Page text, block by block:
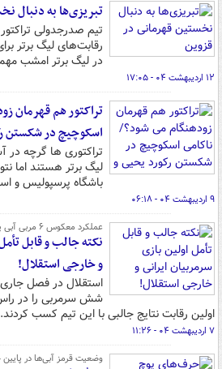
تبریزی‌ها به دنبال
رقابت‌های لیگ برتر
در لیگ برتر امشب
۱۲ اردیبهشت ۰۴ - ۱۷:۰۵
تراکتور هم قهرمان
اسکوچیچ در شکستن
تراکتوری ها گرچه در
لیگ برتر هستند اما
باشگاه پرسپولیس و
۹ اردیبهشت ۰۴ - ۰۶:۱۸
عملکرد معکوس ۶ مربی آبی پوشان؛
نکته جالب و قابل
و خارجی استقلال!
شش سرمربی را در
اولین رقابت نتایج جالبی با این تیم کسب کردند.
۷ اردیبهشت ۰۴ - ۱۱:۲۶
وضعیت قرمز آبی‌ها در